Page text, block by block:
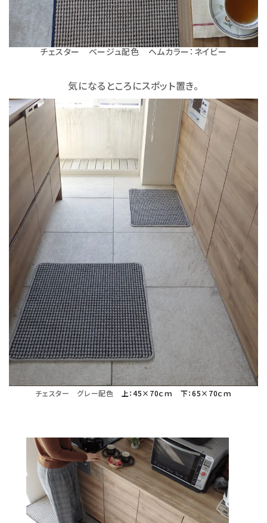
チェスター ベージュ配色 ヘムカラー：ネイビー
気になるところにスポット置き。
チェスター グレー配色 上：45×70ｃｍ 下：65×70ｃｍ